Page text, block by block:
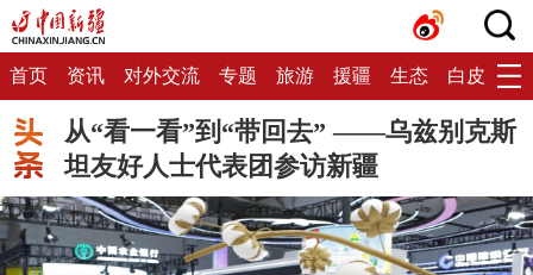
首页 资讯 对外交流 专题 旅游 援疆 生态 白皮书
从“看一看”到“带回去” ——乌兹别克斯
坦友好人士代表团参访新疆